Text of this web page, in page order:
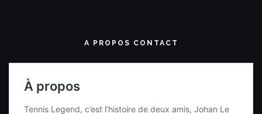
A PROPOS CONTACT